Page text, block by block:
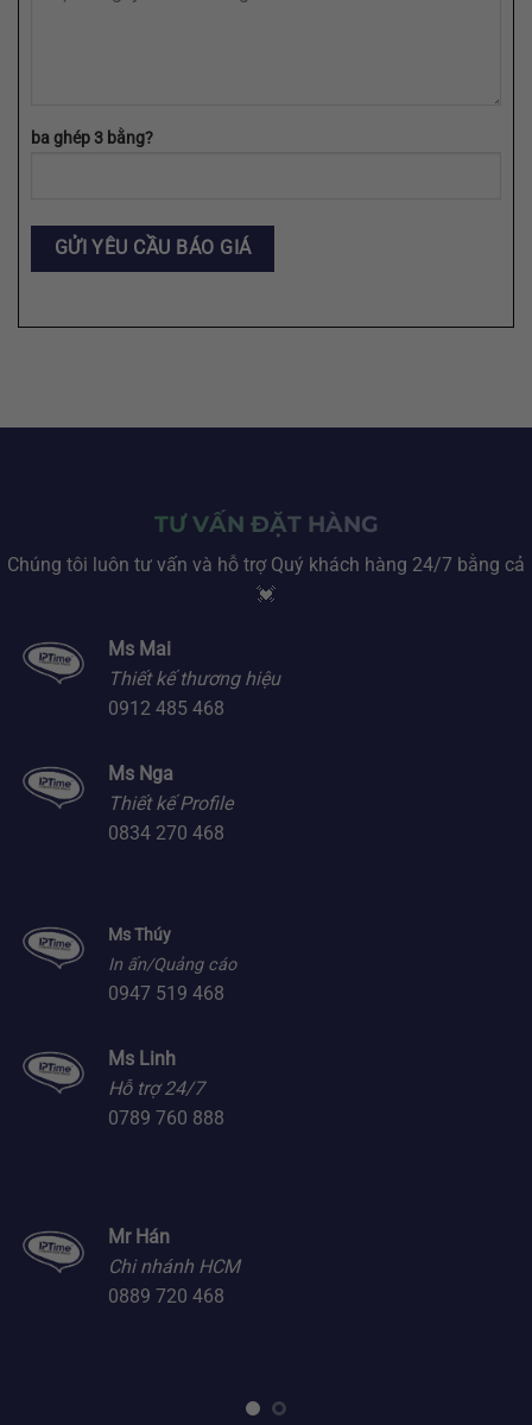
ba ghép 3 bằng?
TƯ VẤN ĐẶT HÀNG
Chúng tôi luôn tư vấn và hỗ trợ Quý khách hàng 24/7 bằng cả
💓
Ms Mai
Thiết kế thương hiệu
0912 485 468
Ms Nga
Thiết kế Profile
0834 270 468
Ms Thúy
In ấn/Quảng cáo
0947 519 468
Ms Linh
Hỗ trợ 24/7
0789 760 888
Mr Hán
Chi nhánh HCM
0889 720 468